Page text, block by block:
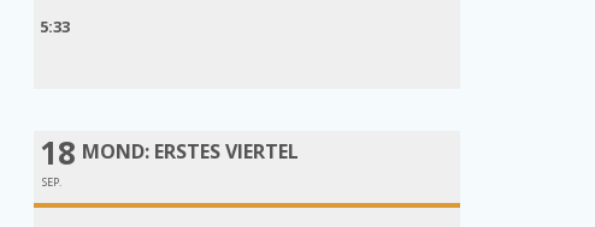
5:33
18
SEP.
MOND: ERSTES VIERTEL